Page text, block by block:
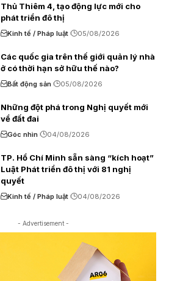
Thủ Thiêm 4, tạo động lực mới cho
phát triển đô thị
Kinh tế / Pháp luật 05/08/2026
Các quốc gia trên thế giới quản lý nhà
ở có thời hạn sở hữu thế nào?
Bất động sản 05/08/2026
Những đột phá trong Nghị quyết mới
về đất đai
Góc nhìn 04/08/2026
TP. Hồ Chí Minh sẵn sàng “kích hoạt”
Luật Phát triển đô thị với 81 nghị
quyết
Kinh tế / Pháp luật 04/08/2026
- Advertisement -